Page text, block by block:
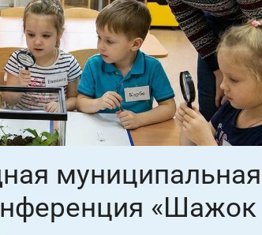
муниципальная
«Шажок